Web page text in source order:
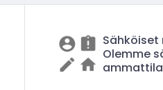
Olemme